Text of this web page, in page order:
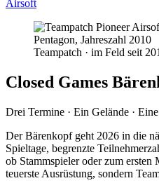
Teampatch · im Feld seit
Closed Games
Drei Termine · Ein Gelände ·
Der Bärenkopf geht 2026 in die
Spieltage, begrenzte
ob Stammspieler oder zum
teuerste Ausrüstung, sondern